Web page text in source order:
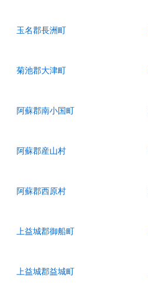
玉名郡長洲町
菊池郡大津町
阿蘇郡南小国町
阿蘇郡産山村
阿蘇郡西原村
上益城郡御船町
上益城郡益城町